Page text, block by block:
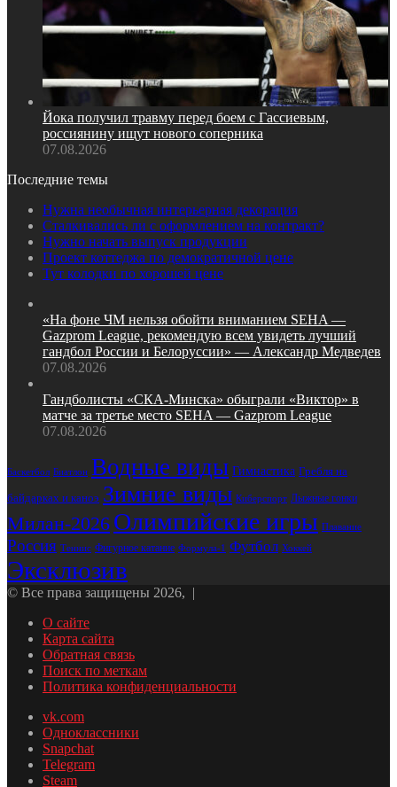
Йока получил травму перед боем с Гассиевым,
россиянину ищут нового соперника
07.08.2026
Последние темы
Нужна необычная интерьерная декорация
Сталкивались ли с оформлением на контракт?
Нужно начать выпуск продукции
Проект коттеджа по демократичной цене
Тут колодки по хорошей цене
«На фоне ЧМ нельзя обойти вниманием SEHA —
Gazprom League, рекомендую всем увидеть лучший
гандбол России и Белоруссии» — Александр Медведев
07.08.2026
Гандболисты «СКА‑Минска» обыграли «Виктор» в
матче за третье место SEHA — Gazprom League
07.08.2026
Баскетбол Биатлон Водные виды Гимнастика Гребля на
байдарках и каноэ Зимние виды Киберспорт Лыжные гонки
Милан-2026 Олимпийские игры Плавание
Россия Теннис Фигурное катание Формула-1 Футбол Хоккей
Эксклюзив
© Все права защищены 2026, |
О сайте
Карта сайта
Обратная связь
Поиск по меткам
Политика конфиденциальности
vk.com
Одноклассники
Snapchat
Telegram
Steam